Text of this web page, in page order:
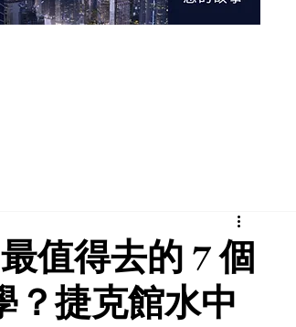
值得去的 7 個
？捷克館水中